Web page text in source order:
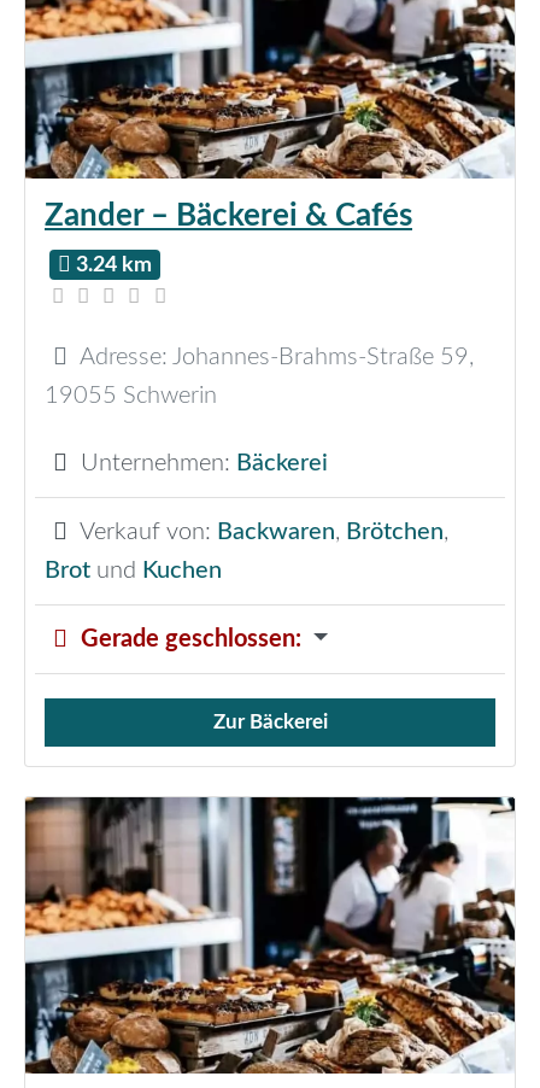
Zander – Bäckerei & Cafés
3.24 km
Adresse: Johannes-Brahms-Straße 59,
19055 Schwerin
Unternehmen: Bäckerei
Verkauf von: Backwaren, Brötchen,
Brot und Kuchen
Gerade geschlossen:
Verkauf von Brötchen,
Zur Bäckerei